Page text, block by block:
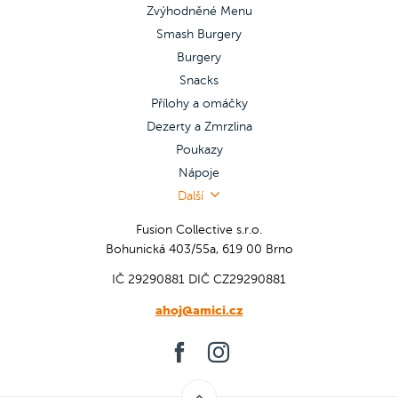
Zvýhodněné Menu
Smash Burgery
Burgery
Snacks
Přílohy a omáčky
Dezerty a Zmrzlina
Poukazy
Nápoje
Další
Fusion Collective s.r.o.
Bohunická 403/55a, 619 00 Brno
IČ 29290881 DIČ CZ29290881
ahoj@amici.cz